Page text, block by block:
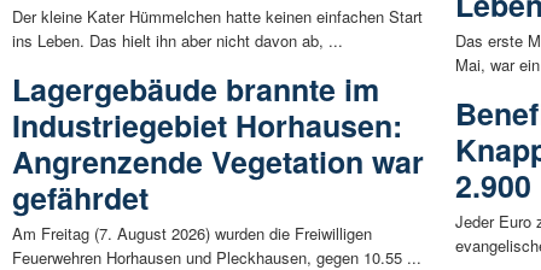
Der kleine Kater Hümmelchen hatte keinen einfachen Start
ins Leben. Das hielt ihn aber nicht davon ab, ...
Lagergebäude brannte im
Industriegebiet Horhausen:
Angrenzende Vegetation war
gefährdet
Am Freitag (7. August 2026) wurden die Freiwilligen
Feuerwehren Horhausen und Pleckhausen, gegen 10.55 ...
Das erste
Mai, war
Jeder Euro